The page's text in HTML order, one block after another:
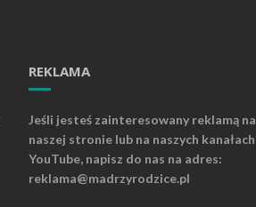
REKLAMA
Jeśli jesteś zainteresowany reklamą na
naszej stronie lub na naszych kanałach
YouTube, napisz do nas na adres:
reklama@madrzyrodzice.pl